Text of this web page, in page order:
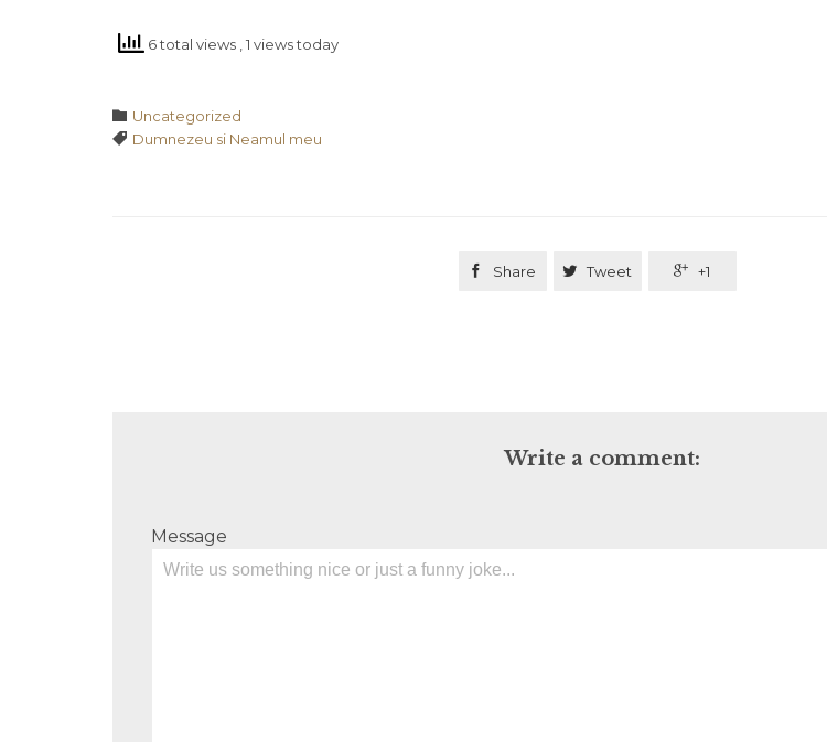
6 total views , 1 views today
 Category
Uncategorized
 Tags
Dumnezeu si Neamul meu
 Share  Tweet  +1
Write a comment:
Message